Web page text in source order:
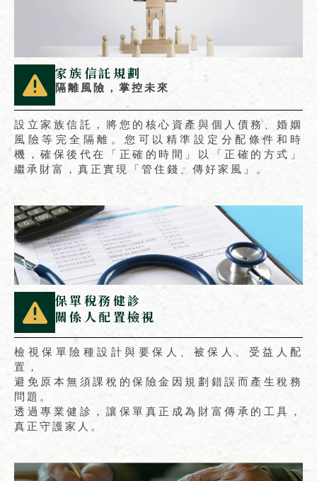
家族信託規劃
隔離風險，掌控未來
設立家族信託，將您的核心資產與個人債務、婚姻
風險等完全隔離。您可以精準設定分配條件和時
機，確保後代在「正確的時間」以「正確的方式」
繼承財富，真正實現「管住錢、傳好家風」。
保單稅務健診
關係人配置檢視
檢視保單險種設計與要保人、被保人、受益人配
置，
避免原本無須課稅的保險金因規劃錯誤而產生稅務
問題。
透過專業健診，讓保單真正成為財富傳承的工具，
真正守護家人。